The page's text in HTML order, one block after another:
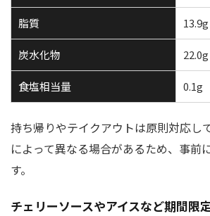
脂質 13.9g
炭水化物 22.0g
食塩相当量 0.1g
持ち帰りやテイクアウトは原則対応し
によって異なる場合があるため、事前
す。
チェリーソースやアイスなど期間限